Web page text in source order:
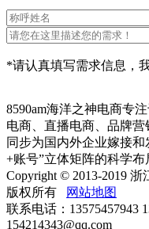
*请认真填写需求信息，
8590am海洋之神电商专
电商、直播电商、品牌营
同步为国内外企业嫁接
+账号”立体矩阵的科学布
Copyright © 2013-2019
版权所有
网站地图
联系电话：13575457943
154214343@qq.com